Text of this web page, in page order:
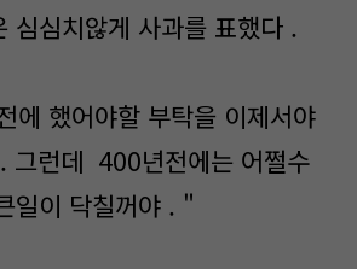
심심치않게 사과를 표했다 .
에 했어야할 부탁을 이제서야
그런데 400년전에는 어쩔수
일이 닥칠꺼야 . "